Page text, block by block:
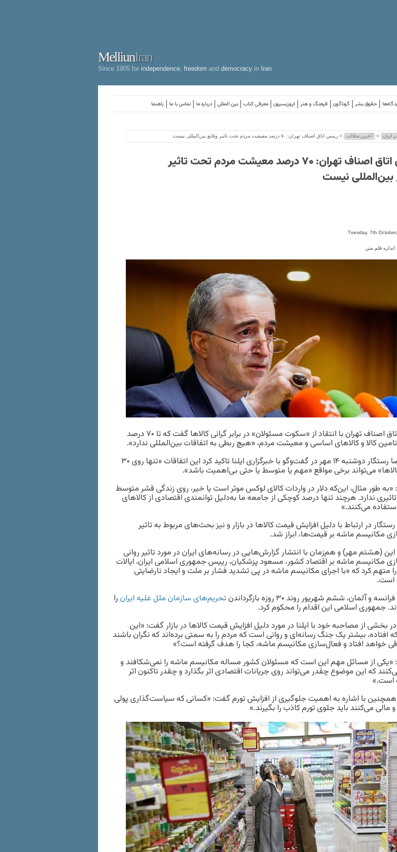
MelliunIran
Since 1905 for independence freedom and democracy in Iran
راهنما تماس با ما درباره ما بین المللی معرفی کتاب اپوزیسیون فرهنگ و هنر گوناگون حقوق بشر
ایران > آخرین مطالب > رییس اتاق اصناف تهران: ۷۰ درصد معیشت مردم تحت تاثیر وقایع بین‌المللی نیست
رییس اتاق اصناف تهران: ۷۰ درصد معیشت مردم تحت تاثیر
بین‌المللی نیست
Tuesday, 7th
اندازه قلم متن
رییس اتاق اصناف تهران با انتقاد از «سکوت مسئولان» در برابر گرانی کالاها گفت که تا ۷۰ درصد
تامین کالا و کالاهای اساسی و معیشت مردم، «هیچ ربطی به اتفاقات بین‌المللی ندارد».
حمیدرضا رستگار دوشنبه ۱۴ مهر در گفت‌وگو با خبرگزاری ایلنا تاکید کرد این اتفاقات «تنها روی ۳۰
می‌تواند برخی مواقع «مهم یا متوسط یا حتی بی‌اهمیت باشد».
طور مثال، این‌که دلار در واردات کالای لوکس موثر است یا خیر، روی زندگی قشر متوسط
ندارد. هرچند تنها درصد کوچکی از جامعه ما به‌دلیل توانمندی اقتصادی از کالاهای
می‌کنند.»
در ارتباط با دلیل افزایش قیمت‌ کالاها در بازار و نیز بحث‌های مربوط به تاثیر
مکانیسم ماشه بر قیمت‌ها، ابراز شد.
(هشتم مهر) و هم‌زمان با انتشار گزارش‌هایی در رسانه‌های ایران در مورد تاثیر روانی
مکانیسم ماشه بر اقتصاد کشور، مسعود پزشکیان، رییس جمهوری اسلامی ایران، ایالات
متهم کرد که «با اجرای مکانیسم ماشه در پی تشدید فشار بر ملت و ایجاد نارضایتی
است.
و آلمان، ششم شهریور روند ۳۰ روزه بازگرداندن
تحریم‌های سازمان ملل علیه ایرانرا
جمهوری اسلامی این اقدام را محکوم کرد.
بخشی از مصاحبه خود با ایلنا در مورد دلیل افزایش قیمت کالاها در بازار گفت: «این
افتاده، بیشتر یک جنگ رسانه‌ای و روانی است که مردم را به سمتی برده‌اند که نگران باشند
خواهد افتاد و فعال‌سازی مکانیسم ماشه، کجا را هدف گرفته است؟»
«یکی از مسائل مهم این است که مسئولان کشور مساله مکانیسم ماشه را نمی‌شکافند و
که این موضوع چقدر می‌تواند روی جریانات اقتصادی اثر بگذارد و چقدر تاکنون اثر
است.»
همچنین با اشاره به اهمیت جلوگیری از افزایش تورم گفت: «کسانی که سیاست‌گذاری پولی
مالی می‌کنند باید جلوی تورم کاذب را بگیرند.»